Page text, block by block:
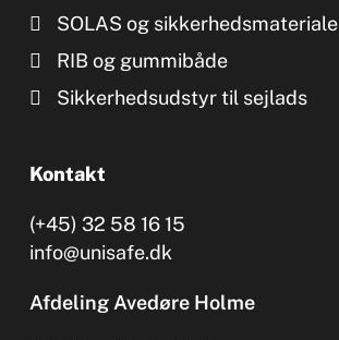
SOLAS og sikkerhedsmateriale
RIB og gummibåde
Sikkerhedsudstyr til sejlads
Kontakt
(+45) 32 58 16 15
info@unisafe.dk
Afdeling Avedøre Holme